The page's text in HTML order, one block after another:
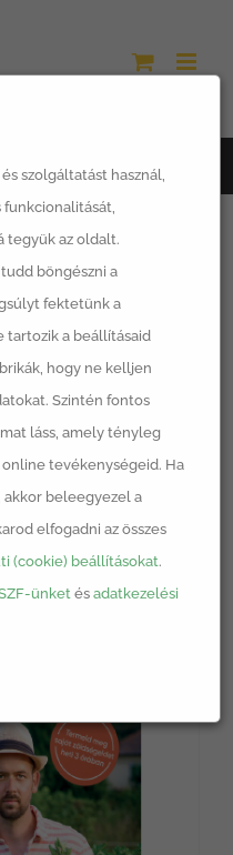
szolgáltatást használ,
tegyük az oldalt.
böngészni a
fektetünk a
tartozik a beállításaid
hogy ne kelljen
Szintén fontos
láss, amely tényleg
tevékenységeid. Ha
akkor beleegyezel a
elfogadni az összes
(cookie) beállításokat.
ünketésadatkezelési
Órás kert